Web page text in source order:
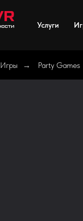
Услуги
Игры → Party Games